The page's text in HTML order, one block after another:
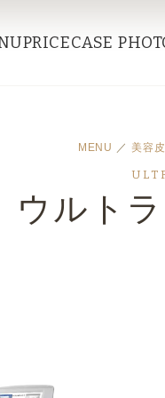
PRICECASE
MENU ／美容
ウルト